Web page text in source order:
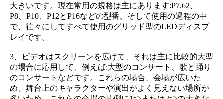
大きいです。現在常用の規格は主にあります:P7.62、
P8、P10、P12とP16などの型番、そして使用の過程の中
で、往々にしてすべて使用のグリッド型のLEDディスプ
レイです。
3、ビデオはスクリーンを広げて、それは主に比較的大型
の場合に応用して、例えば:大型のコンサート、歌と踊り
のコンサートなどです。これらの場合、会場が広いた
め、舞台上のキャラクターや演出がよく見えない場所が